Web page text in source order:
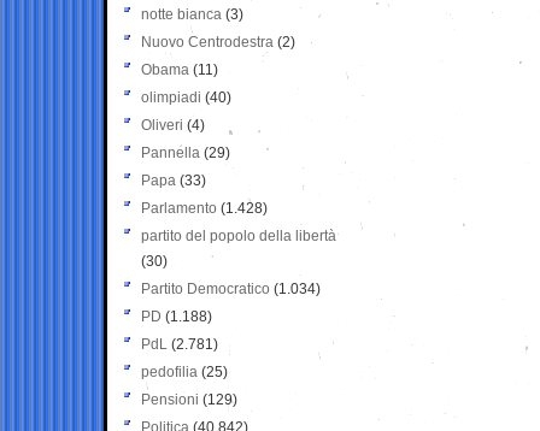
notte bianca (3)
Nuovo Centrodestra (2)
Obama (11)
olimpiadi (40)
Oliveri (4)
Pannella (29)
Papa (33)
Parlamento (1.428)
partito del popolo della libertà
(30)
Partito Democratico (1.034)
PD (1.188)
PdL (2.781)
pedofilia (25)
Pensioni (129)
Politica (40.842)